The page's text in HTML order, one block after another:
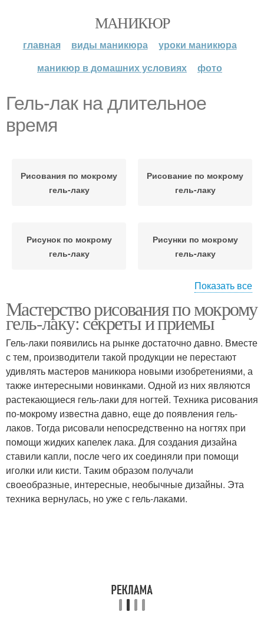
МАНИКЮР
главная виды маникюра
уроки маникюра
маникюр в домашних условиях
фото
Гель-лак на длительное
время
Рисования по мокрому
гель-лаку
Рисование по мокрому
гель-лаку
Рисунок по мокрому
гель-лаку
Рисунки по мокрому
гель-лаку
Гель-лак для рисования
Показать все
Мастерство рисования по мокрому
гель-лаку: секреты и приемы
Гель-лаки появились на рынке достаточно давно. Вместе
с тем, производители такой продукции не перестают
удивлять мастеров маникюра новыми изобретениями, а
также интересными новинками. Одной из них являются
растекающиеся гель-лаки для ногтей. Техника рисования
по-мокрому известна давно, еще до появления гель-
лаков. Тогда рисовали непосредственно на ногтях при
помощи жидких капелек лака. Для создания дизайна
ставили капли, после чего их соединяли при помощи
иголки или кисти. Таким образом получали
своеобразные, интересные, необычные дизайны. Эта
техника вернулась, но уже с гель-лаками.